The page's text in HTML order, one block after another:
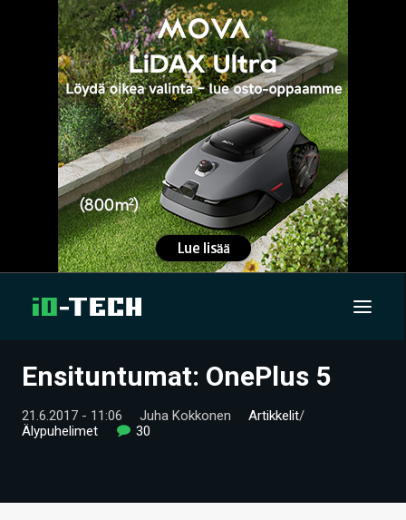
UUTISET
ARTIKKELIT
TECHBBS
Ensituntumat: OnePlus 5
21.6.2017 - 11:06 Juha Kokkonen Artikkelit/
Älypuhelimet
30